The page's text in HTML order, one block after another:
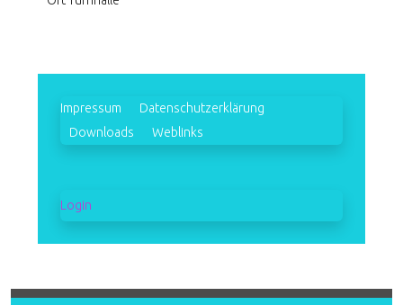
Impressum
Datenschutzerklärung
Downloads
Weblinks
Login